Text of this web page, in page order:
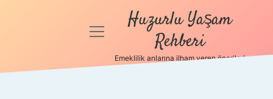
Anasayfa
menüyü
Huzurlu Yaşam
Rehberi
Emeklilik anlarına ilham veren öneriler!